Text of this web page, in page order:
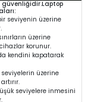
güvenliğidir.Laptop
seviyenin üzerine
üzerine
korunur.
kendini kapatarak
seviyelerin üzerine
seviyelere inmesini